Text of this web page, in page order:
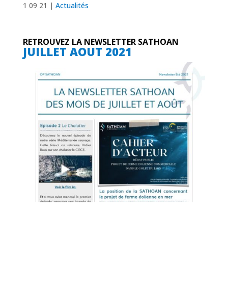
1 09 21 | Actualités
RETROUVEZ LA NEWSLETTER SATHOAN
JUILLET AOUT 2021